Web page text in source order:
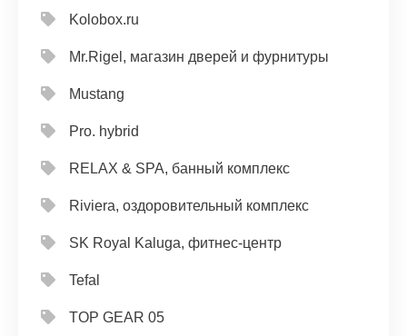
Kolobox.ru
Mr.Rigel, магазин дверей и фурнитуры
Mustang
Pro. hybrid
RELAX & SPA, банный комплекс
Riviera, оздоровительный комплекс
SK Royal Kaluga, фитнес-центр
Tefal
TOP GEAR 05